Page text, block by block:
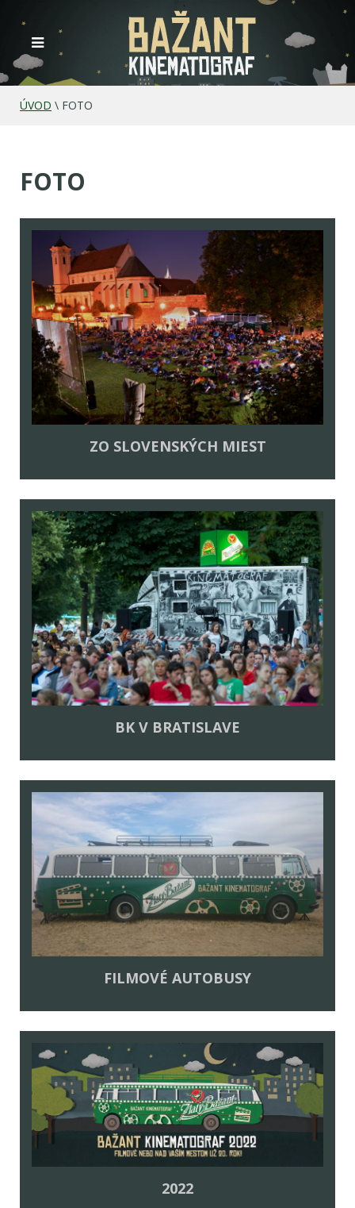
ÚVOD \ FOTO
FOTO
ZO SLOVENSKÝCH MIEST
BK V BRATISLAVE
FILMOVÉ AUTOBUSY
2022